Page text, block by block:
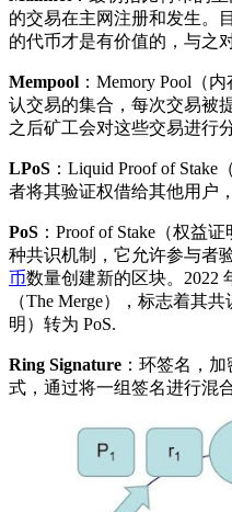
的交易在主网注册和发生。
的代币才是有价值的，与之
Mempool ：Memory Pool（
认交易的集合，每次交易被
之后矿工会对这些交易进行
LPoS ：Liquid Proof of
者将其验证权借给其他用户
PoS ：Proof of Stake（权益
种共识机制，它允许参与者
币数量创建新的区块。2022
（The Merge），标志着其
明）转为 PoS.
Ring Signature ：环签名，
式，通过将一组签名进行混